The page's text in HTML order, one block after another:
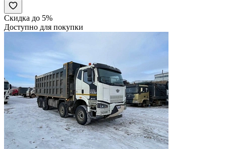
Скидка до 5%
Доступно для покупки